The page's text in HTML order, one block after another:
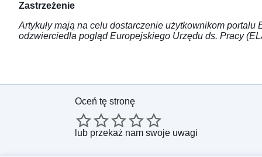
Zastrzeżenie
Artykuły mają na celu dostarczenie użytkownikom
odzwierciedla pogląd Europejskiego Urzędu ds. Pracy
Oceń tę stronę
lub przekaż nam swoje uwagi